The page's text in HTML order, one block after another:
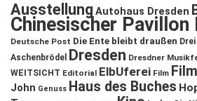
Ausstellung Autohaus Dresden
Chinesischer Pavillon
Deutsche Post Die Ente bleibt draußen
Aschenbrödel
Dresden Dresdner
WEITSICHT Editorial ElbUferei Film
John Genuss Haus des Buches